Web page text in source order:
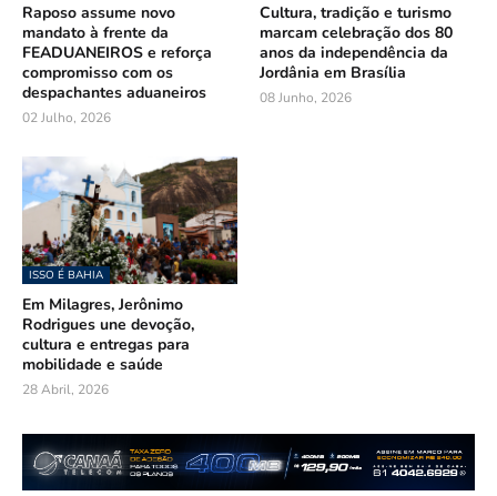
Raposo assume novo
mandato à frente da
FEADUANEIROS e reforça
compromisso com os
despachantes aduaneiros
02 Julho, 2026
Cultura, tradição e turismo
marcam celebração dos 80
anos da independência da
Jordânia em Brasília
08 Junho, 2026
ISSO É BAHIA
Em Milagres, Jerônimo
Rodrigues une devoção,
cultura e entregas para
mobilidade e saúde
28 Abril, 2026